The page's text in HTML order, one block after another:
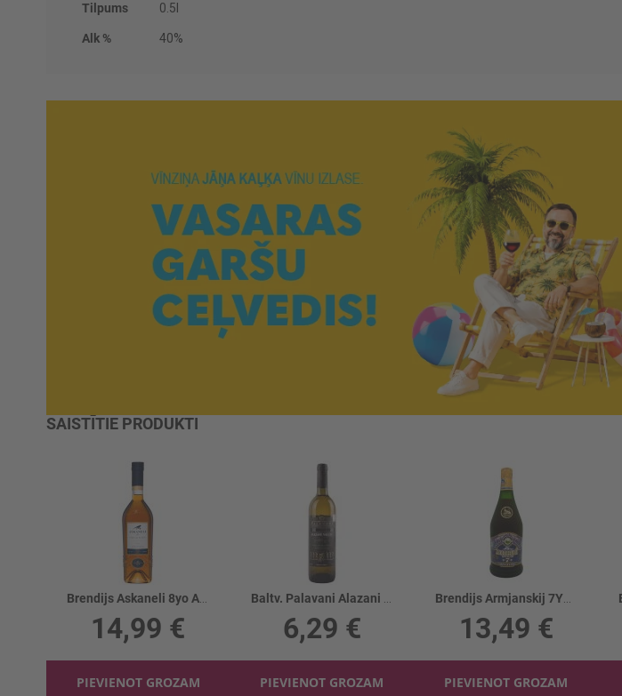
Tilpums 0.5l
Alk % 40%
SAISTĪTIE PRODUKTI
Brendijs Askaneli 8yo Aged 40%
14,99 €
PIEVIENOT GROZAM
Baltv. Palavani Alazani Valley 12.5%
6,29 €
PIEVIENOT GROZAM
Brendijs Armjanskij 7YO 40%
13,49 €
PIEVIENOT GROZAM